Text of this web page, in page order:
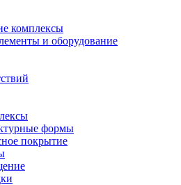
комплексы
и оборудование
формы
покрытие